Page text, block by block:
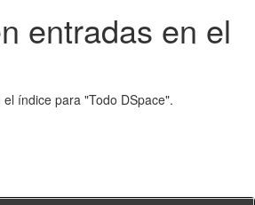
entradas en el
índice para "Todo DSpace".